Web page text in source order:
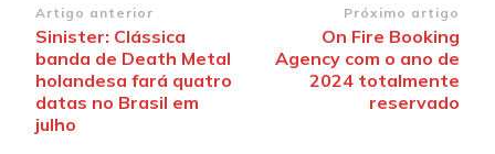
Navegação
de
post
Artigo anterior
Sinister: Clássica
banda de Death Metal
holandesa fará quatro
datas no Brasil em
julho
Próximo artigo
On Fire Booking
Agency com o ano de
2024 totalmente
reservado